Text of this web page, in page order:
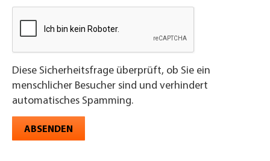
Diese Sicherheitsfrage überprüft, ob Sie ein
menschlicher Besucher sind und verhindert
automatisches Spamming.
ABSENDEN